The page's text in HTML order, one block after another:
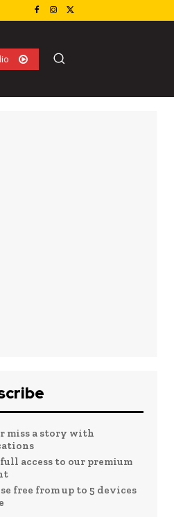
miss a story with
access to our premium
free from up to 5 devices